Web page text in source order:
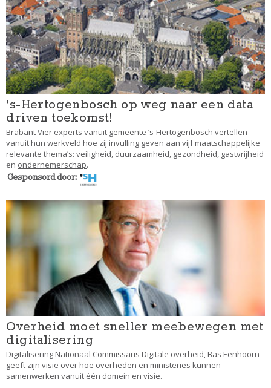
’s-Hertogenbosch op weg naar een data
driven toekomst!
Brabant Vier experts vanuit gemeente ’s-Hertogenbosch vertellen
vanuit hun werkveld hoe zij invulling geven aan vijf maatschappelijke
relevante thema’s: veiligheid, duurzaamheid, gezondheid, gastvrijheid
en ondernemerschap.
Gesponsord door:
Overheid moet sneller meebewegen met
digitalisering
Digitalisering Nationaal Commissaris Digitale overheid, Bas Eenhoorn
geeft zijn visie over hoe overheden en ministeries kunnen
samenwerken vanuit één domein en visie.